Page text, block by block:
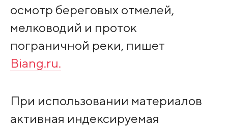
осмотр береговых отмелей,
мелководий и проток
пограничной реки, пишет
Biang.ru.
При использовании материалов
активная индексируемая